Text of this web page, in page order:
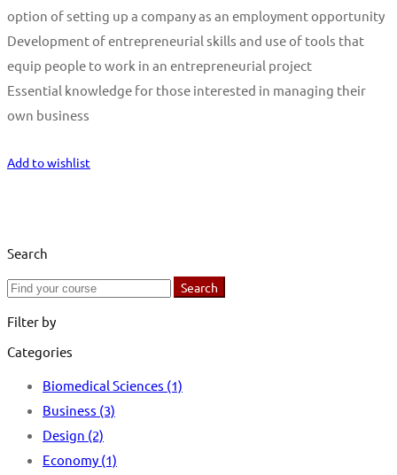
option of setting up a company as an employment opportunity
Development of entrepreneurial skills and use of tools that
equip people to work in an entrepreneurial project
Essential knowledge for those interested in managing their
own business
Add to wishlist
Search
Search
Search
Filter by
Categories
Biomedical Sciences (1)
Business (3)
Design (2)
Economy (1)